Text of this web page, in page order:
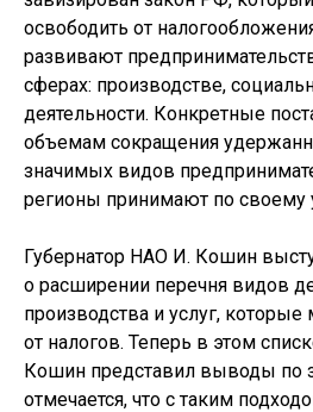
освободить от
развивают
сферах: производстве,
деятельности. Конкретные
объемам сокращения
значимых видов
регионы принимают по своему
Губернатор НАО И. Кошин
о расширении перечня видов
производства и услуг,
от налогов. Теперь в этом
Кошин представил выводы по
отмечается, что с таким